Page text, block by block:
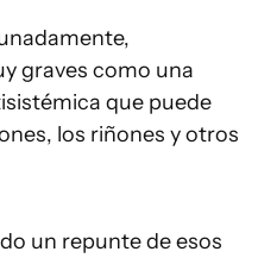
graves como una
que puede
los riñones y otros
un repunte de esos